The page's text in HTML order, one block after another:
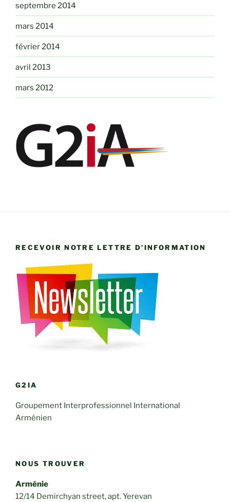
septembre 2014
mars 2014
février 2014
avril 2013
mars 2012
RECEVOIR NOTRE LETTRE D’INFORMATION
G2IA
Groupement Interprofessionnel International
Arménien
NOUS TROUVER
Arménie
12/14 Demirchyan street, apt. Yerevan